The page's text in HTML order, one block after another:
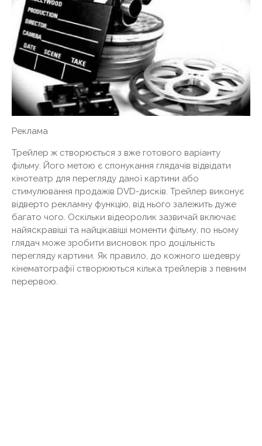
Реклама
Трейлер ж створюється з вже готового варіанту
фільму. Його метою є спонукання глядачів відвідати
кінотеатр для перегляду даної картини або
стимулювання продажів DVD-дисків. Трейлер виконує
відверто рекламну функцію, від нього залежить дуже
багато чого. Оскільки відеоролик зазвичай включає
найяскравіші та найцікавіші моменти фільму, по ньому
глядач може зробити висновок про доцільність
перегляду картини. Як правило, до кожного шедевру
кінематографії створюються кілька трейлерів з певним
перервою.